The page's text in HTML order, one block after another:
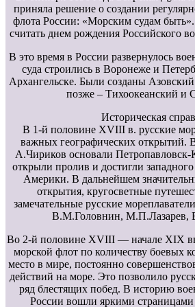
приняла решение о создании
флота России: «Морским судам
считать днем рождения Российского
В это время в России развернулось
суда строились в Воронеже и
Архангельске. Были созданы
позже – Тихоокеанский и
Историческая
В 1-й половине XVIII в. русские
важных географических открытий.
А.Чириков основали Петропавловск-
открыли пролив и достигли
Америки. В дальнейшем
открытия, кругосветные
замечательные русские
В.М.Головнин, М.П.Лазарев,
Во 2-й половине XVIII — начале XIX
морской флот по количеству боевых
место в мире, постоянно
действий на море. Это позволило
ряд блестящих побед. В историю
России вошли яркими